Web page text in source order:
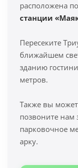
расположена
станции
Пересеките
ближайшем
зданию
метров.
Также вы
позвоните нам
парковочное
арку.